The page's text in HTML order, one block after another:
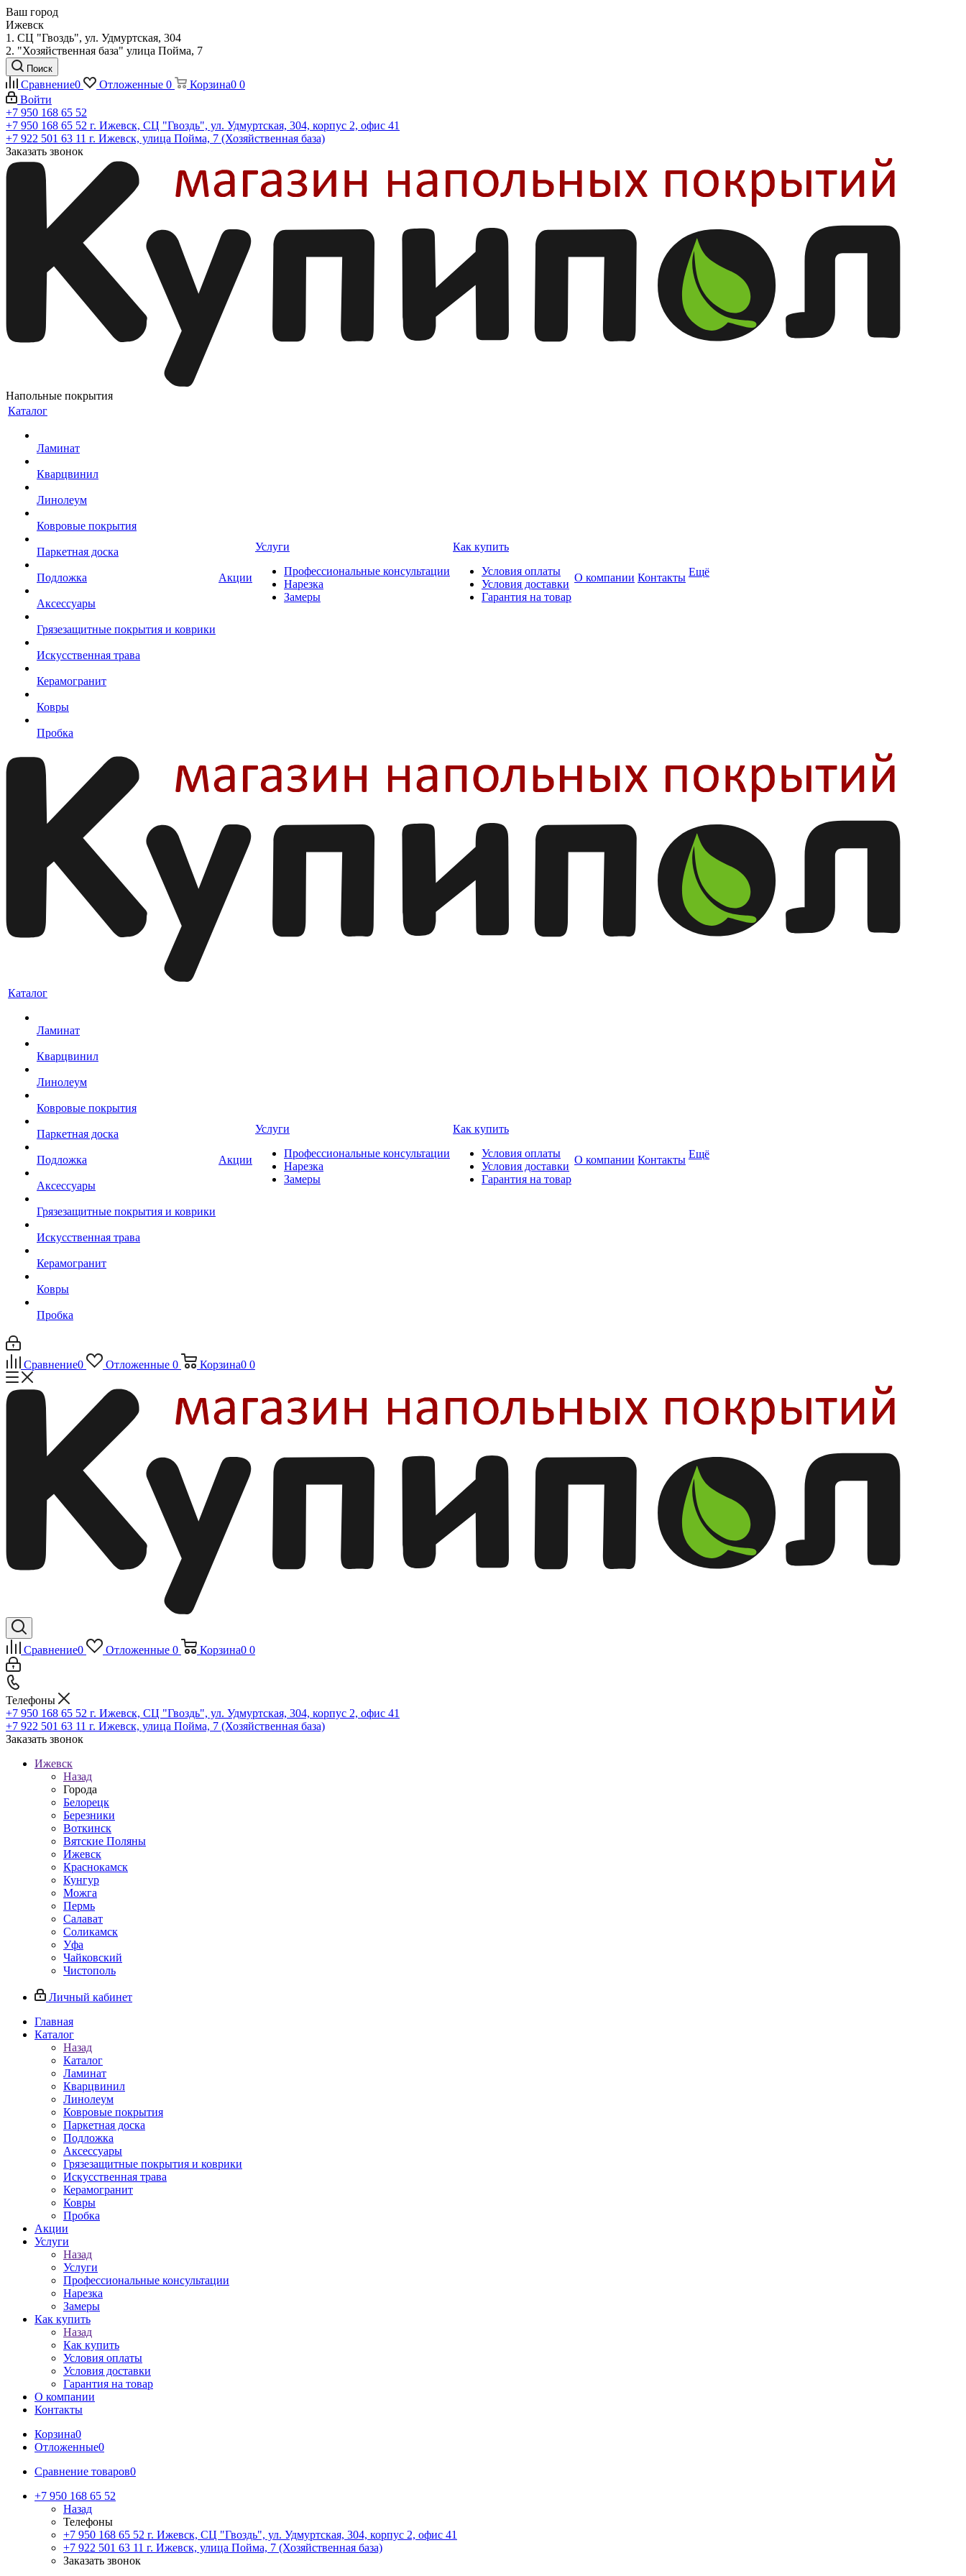
Ваш город
Ижевск
1. СЦ "Гвоздь", ул. Удмуртская, 304
2. "Хозяйственная база" улица Пойма, 7
Поиск
Сравнение0 Отложенные 0 Корзина0 0
Войти
+7 950 168 65 52
+7 950 168 65 52 г. Ижевск, СЦ "Гвоздь", ул. Удмуртская, 304, корпус 2, офис 41
+7 922 501 63 11 г. Ижевск, улица Пойма, 7 (Хозяйственная база)
Заказать звонок
Напольные покрытия
Каталог
Ламинат
Кварцвинил
Линолеум
Ковровые покрытия
Паркетная доска
Подложка
Аксессуары
Грязезащитные покрытия и коврики
Искусственная трава
Керамогранит
Ковры
Пробка
Акции
Услуги
Профессиональные консультации
Нарезка
Замеры
Как купить
Условия оплаты
Условия доставки
Гарантия на товар
О компании Контакты Ещё
Каталог
Ламинат
Кварцвинил
Линолеум
Ковровые покрытия
Паркетная доска
Подложка
Аксессуары
Грязезащитные покрытия и коврики
Искусственная трава
Керамогранит
Ковры
Пробка
Акции
Услуги
Профессиональные консультации
Нарезка
Замеры
Как купить
Условия оплаты
Условия доставки
Гарантия на товар
О компании Контакты Ещё
Сравнение0 Отложенные 0 Корзина0 0
Сравнение0 Отложенные 0 Корзина0 0
Телефоны
+7 950 168 65 52 г. Ижевск, СЦ "Гвоздь", ул. Удмуртская, 304, корпус 2, офис 41
+7 922 501 63 11 г. Ижевск, улица Пойма, 7 (Хозяйственная база)
Заказать звонок
Ижевск
Назад
Города
Белорецк
Березники
Воткинск
Вятские Поляны
Ижевск
Краснокамск
Кунгур
Можга
Пермь
Салават
Соликамск
Уфа
Чайковский
Чистополь
Личный кабинет
Главная
Каталог
Назад
Каталог
Ламинат
Кварцвинил
Линолеум
Ковровые покрытия
Паркетная доска
Подложка
Аксессуары
Грязезащитные покрытия и коврики
Искусственная трава
Керамогранит
Ковры
Пробка
Акции
Услуги
Назад
Услуги
Профессиональные консультации
Нарезка
Замеры
Как купить
Назад
Как купить
Условия оплаты
Условия доставки
Гарантия на товар
О компании
Контакты
Корзина0
Отложенные0
Сравнение товаров0
+7 950 168 65 52
Назад
Телефоны
+7 950 168 65 52 г. Ижевск, СЦ "Гвоздь", ул. Удмуртская, 304, корпус 2, офис 41
+7 922 501 63 11 г. Ижевск, улица Пойма, 7 (Хозяйственная база)
Заказать звонок